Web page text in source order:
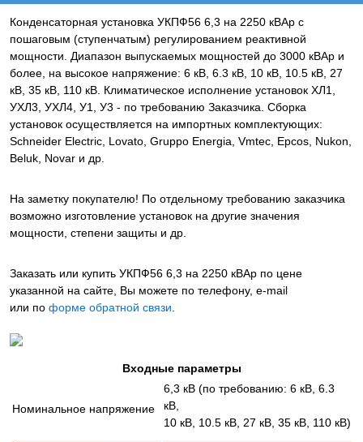
Конденсаторная установка УКПФ56 6,3 на 2250 кВАр с
пошаговым (ступенчатым) регулированием реактивной
мощности. Диапазон выпускаемых мощностей до 3000 кВАр и
более, на высокое напряжение: 6 кВ, 6.3 кВ, 10 кВ, 10.5 кВ, 27
кВ, 35 кВ, 110 кВ. Климатическое исполнение установок ХЛ1,
УХЛ3, УХЛ4, У1, У3 - по требованию Заказчика. Сборка
установок осуществляется на импортных комплектующих:
Schneider Electric, Lovato, Gruppo Energia, Vmtec, Epcos, Nukon,
Beluk, Novar и др.
На заметку покупателю! По отдельному требованию заказчика
возможно изготовление установок на другие значения
мощности, степени защиты и др.
Заказать или купить УКПФ56 6,3 на 2250 кВАр по цене
указанной на сайте, Вы можете по телефону, e-mail
или по форме обратной связи.
Входные параметры
Номинальное напряжение
6,3 кВ (по требованию: 6 кВ, 6.3
кВ,
10 кВ, 10.5 кВ, 27 кВ, 35 кВ, 110 кВ)